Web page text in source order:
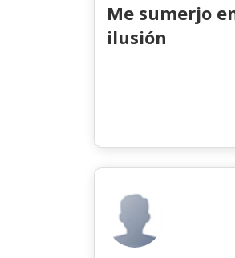
Me sumerjo
ilusión